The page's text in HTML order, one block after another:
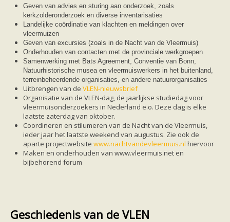
Tweekleurige vleermuis
Vale vleermuis
Watervleermuis
Vleermuizen en eikenprocessierups
Kinderpagina
Spreekbeurt
Knutselen
Tekenen
Spelletjes
Weetjes
Meer weten
Links
Boeken en tijdschriften
geluiden van vleermuizen
Achtergrond informatie
Nieuwsberichten
Informatiefolders
Nederland
Overige publicaties
Geven van advies en sturing aan onderzoek, zoals
kerkzolderonderzoek en diverse inventarisaties
Landelijke coördinatie van klachten en meldingen over
vleermuizen
Geven van excursies (zoals in de Nacht van de Vleermuis)
Onderhouden van contacten met de provinciale werkgroepen
Samenwerking met Bats Agreement, Conventie van Bonn,
Natuurhistorische musea en vleermuiswerkers in het buitenland,
terreinbeheerdende organisaties, en andere natuurorganisaties
Uitbrengen van de VLEN-nieuwsbrief
Organisatie van de VLEN-dag, de jaarlijkse studiedag voor
vleermuisonderzoekers in Nederland e.o. Deze dag is elke
laatste zaterdag van oktober.
Coordineren en stilumeren van de Nacht van de Vleermuis,
ieder jaar het laatste weekend van augustus. Zie ook de
aparte projectwebsite www.nachtvandevleermuis.nl hiervoor
Maken en onderhouden van www.vleermuis.net en
bijbehorend forum
Geschiedenis van de VLEN